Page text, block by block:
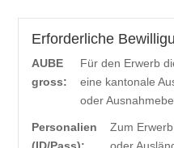
mm
Para
Erforderliche
AUBE
gross:
Für den Erwerb
eine kantonale
oder
Personalien
Zum